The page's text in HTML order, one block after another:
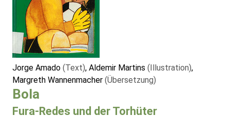
Jorge Amado (Text), Aldemir Martins (Illustration),
Margreth Wannenmacher (Übersetzung)
Bola
Fura-Redes und der Torhüter